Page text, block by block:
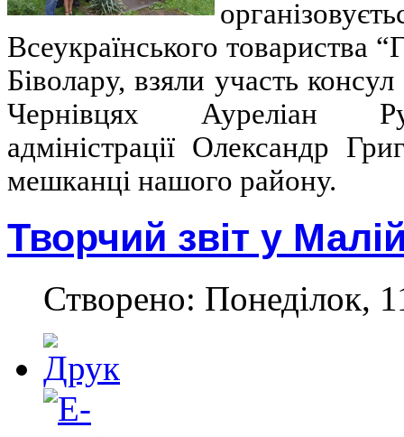
Всеукраїнського товариства
Біволару, взяли участь
Чернівцях Ауреліан
адміністрації Олександр
мешканці нашого району.
Творчий звіт у
Створено: Понеділок,